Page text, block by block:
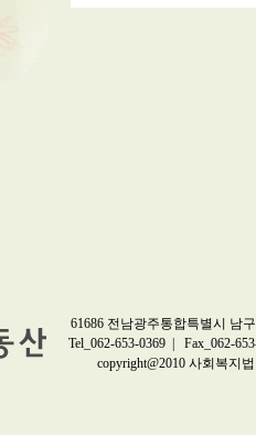
61686 전남광주통합특별시 남
Tel_062-653-0369 | Fax_062-
copyright@2010 사회복지